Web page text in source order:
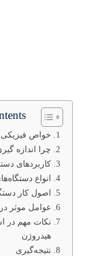
خواص فیزیکی
چرا اندازه
کاربردهای
انواع
اصول کار
عوامل موثر
نکات مهم در
هیدروژن
نتیجه‌گیری